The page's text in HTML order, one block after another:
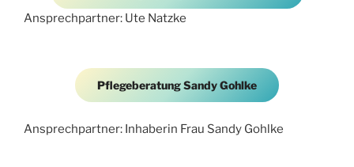
Ansprechpartner: Ute Natzke
Pflegeberatung Sandy Gohlke
Ansprechpartner: Inhaberin Frau Sandy Gohlke